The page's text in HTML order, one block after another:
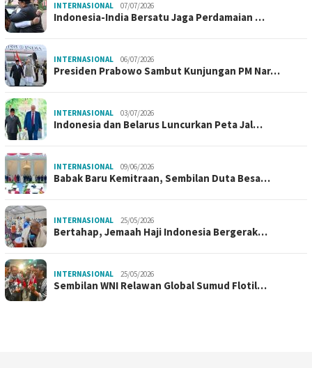
INTERNASIONAL 07/07/2026
Indonesia-India Bersatu Jaga Perdamaian …
INTERNASIONAL 06/07/2026
Presiden Prabowo Sambut Kunjungan PM Nar…
INTERNASIONAL 03/07/2026
Indonesia dan Belarus Luncurkan Peta Jal…
INTERNASIONAL 09/06/2026
Babak Baru Kemitraan, Sembilan Duta Besa…
INTERNASIONAL 25/05/2026
Bertahap, Jemaah Haji Indonesia Bergerak…
INTERNASIONAL 25/05/2026
Sembilan WNI Relawan Global Sumud Flotil…